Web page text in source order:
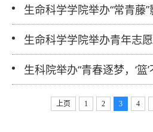
生命科学学院举办“常青藤”
影沙龙第二十一期观影活动
生命科学学院举办青年志愿
宣讲会
生科院举办“青春逐梦，‘篮’
男生节友谊篮球联赛
上页 1 2 3 4